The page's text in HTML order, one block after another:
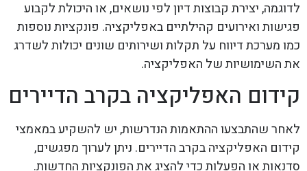
לדוגמה, יצירת קבוצות דיון לפי נושאים, או היכולת לקבוע
פגישות ואירועים קהילתיים באפליקציה. פונקציות נוספות
כמו מערכת דיווח על תקלות ושירותים שונים יכולות לשדרג
את השימושיות של האפליקציה.
קידום האפליקציה בקרב הדיירים
לאחר שהתבצעו ההתאמות הנדרשות, יש להשקיע במאמצי
קידום האפליקציה בקרב הדיירים. ניתן לערוך מפגשים,
סדנאות או הפעלות כדי להציג את הפונקציות החדשות.